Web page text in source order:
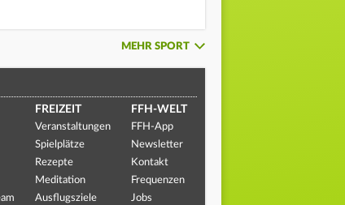
MEHR SPORT
FREIZEIT
Veranstaltungen
Spielplätze
Rezepte
Meditation
Ausflugsziele
FFH-WELT
FFH-App
Newsletter
Kontakt
Frequenzen
Jobs